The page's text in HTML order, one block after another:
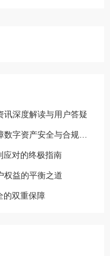
讯深度解读与用户答疑
应对的终极指南
权益的平衡之道
的双重保障